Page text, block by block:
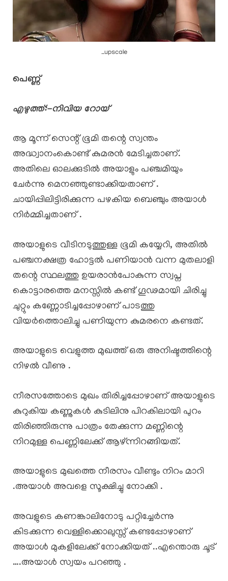
_upscale
പെണ്ണ്
എഴുത്ത്:-നിവിയ റോയ്
ആ മൂന്ന് സെന്റ് ഭൂമി തന്റെ സ്വന്തം
അദ്ധ്വാനംകൊണ്ട് കുമരൻ മേടിച്ചതാണ്.
അതിലെ ഓലക്കുടിൽ അയാളും പഞ്ചമിയും
ചേർന്നു മെനഞ്ഞുണ്ടാക്കിയതാണ് .
ചായിപ്പിലിട്ടിരിക്കുന്ന പഴകിയ ബെഞ്ചും അയാൾ
നിർമ്മിച്ചതാണ് .
അയാളുടെ വീടിനടുത്തുള്ള ഭൂമി കയ്യേറി, അതിൽ
പഞ്ചനക്ഷത്ര ഹോട്ടൽ പണിയാൻ വന്ന മുതലാളി
തന്റെ സ്ഥലത്തു ഉയരാൻപോകുന്ന സ്വപ്ന
കൊട്ടാരത്തെ മനസ്സിൽ കണ്ട് ഗൂഢമായി ചിരിച്ചു
ചുറ്റും കണ്ണോടിച്ചപ്പോഴാണ് പാടത്തു
വിയർത്തൊലിച്ചു പണിയുന്ന കുമരനെ കണ്ടത്.
അയാളുടെ വെളുത്ത മുഖത്ത് ഒരു അനിഷ്ടത്തിന്റെ
നിഴൽ വീണു .
നീരസത്തോടെ മുഖം തിരിച്ചപ്പോഴാണ് അയാളുടെ
കുറുകിയ കണ്ണുകൾ കുടിലിനു പിറകിലായി പുറം
തിരിഞ്ഞിരുന്നു പാത്രം തേക്കുന്ന മണ്ണിന്റെ
നിറമുള്ള പെണ്ണിലേക്ക് ആഴ്ന്നിറങ്ങിയത്.
അയാളുടെ മുഖത്തെ നീരസം വീണ്ടും നിറം മാറി
.അയാൾ അവളെ സൂക്ഷിച്ചു നോക്കി .
അവളുടെ കണങ്കാലിനോടു പറ്റിച്ചേർന്നു
കിടക്കുന്ന വെള്ളിക്കൊലുസ്സ് കണ്ടപ്പോഴാണ്
അയാൾ മുകളിലേക്ക് നോക്കിയത് ..എന്തൊരു ചൂട്
….അയാൾ സ്വയം പറഞ്ഞു .